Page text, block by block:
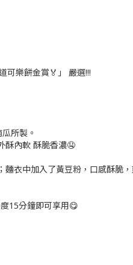
可樂餅金賞🏅」 嚴選!!!
所製。
酥內軟 酥脆香濃🤤
衣中加入了黃豆粉，口感酥脆，
15分鐘即可享用😋